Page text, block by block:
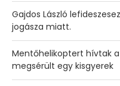
Gajdos László
jogásza miatt.
Mentőhelikoptert hívtak
megsérült egy kisgyerek